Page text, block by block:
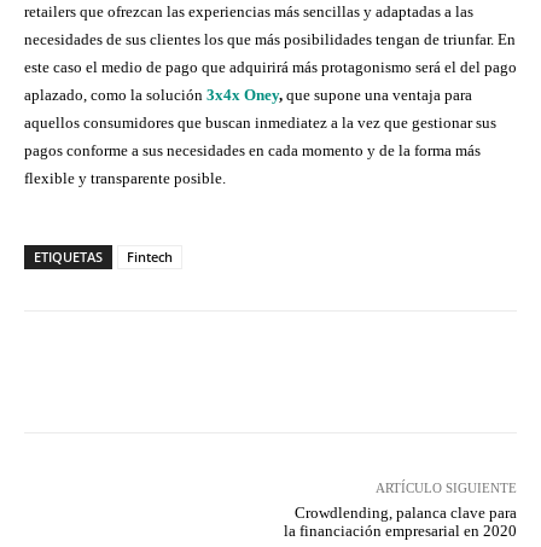
retailers que ofrezcan las experiencias más sencillas y adaptadas a las
necesidades de sus clientes los que más posibilidades tengan de triunfar. En
este caso el medio de pago que adquirirá más protagonismo será el del pago
aplazado, como la solución 3x4x Oney, que supone una ventaja para
aquellos consumidores que buscan inmediatez a la vez que gestionar sus
pagos conforme a sus necesidades en cada momento y de la forma más
flexible y transparente posible.
ETIQUETAS Fintech
ARTÍCULO SIGUIENTE
Crowdlending, palanca clave para
la financiación empresarial en 2020